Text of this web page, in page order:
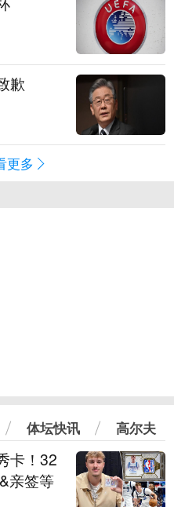
歉
更多
体坛快讯 高尔夫
卡！32
亲签等